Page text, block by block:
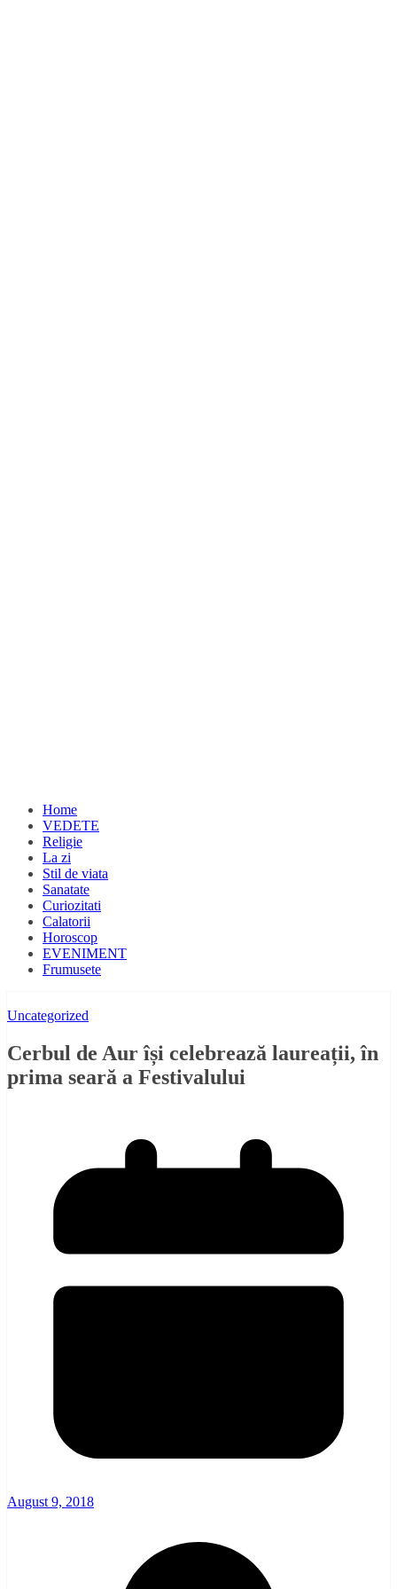
Home
VEDETE
Religie
La zi
Stil de viata
Sanatate
Curiozitati
Calatorii
Horoscop
EVENIMENT
Frumusete
Uncategorized
Cerbul de Aur își celebrează laureații, în
prima seară a Festivalului
August 9, 2018